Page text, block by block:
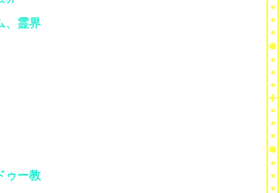
、霊界
ゥー教